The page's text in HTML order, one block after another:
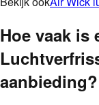
Hoe vaak is
aanbieding?